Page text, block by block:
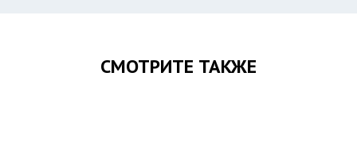
СМОТРИТЕ ТАКЖЕ